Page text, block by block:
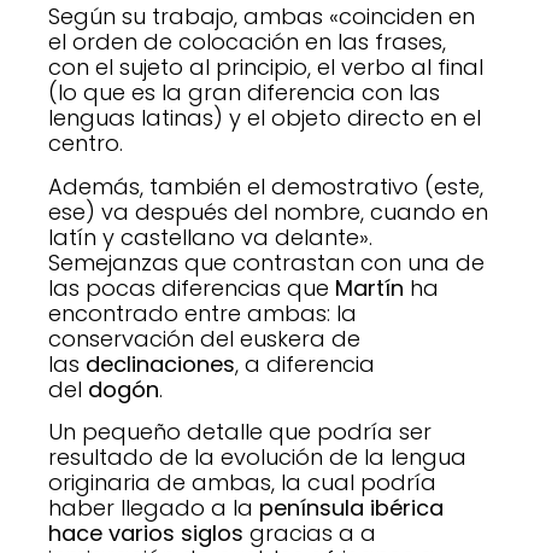
Según su trabajo, ambas «coinciden en
el orden de colocación en las frases,
con el sujeto al principio, el verbo al final
(lo que es la gran diferencia con las
lenguas latinas) y el objeto directo en el
centro.
Además, también el demostrativo (este,
ese) va después del nombre, cuando en
latín y castellano va delante».
Semejanzas que contrastan con una de
las pocas diferencias que Martín ha
encontrado entre ambas: la
conservación del euskera de
las declinaciones, a diferencia
del dogón.
Un pequeño detalle que podría ser
resultado de la evolución de la lengua
originaria de ambas, la cual podría
haber llegado a la península ibérica
hace varios siglos gracias a a